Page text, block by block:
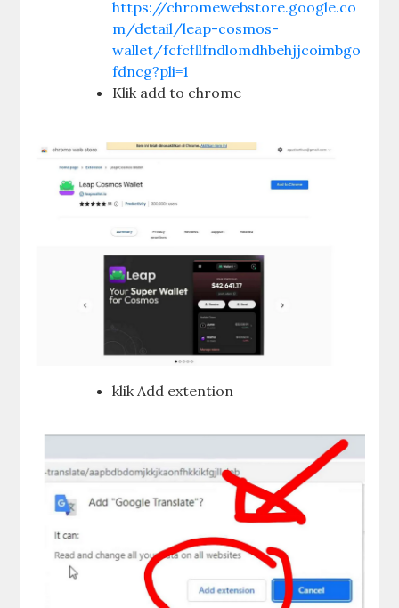
https://chromewebstore.google.co
m/detail/leap-cosmos-
wallet/fcfcfllfndlomdhbehjjcoimbgo
fdncg?pli=1
Klik add to chrome
klik Add extention